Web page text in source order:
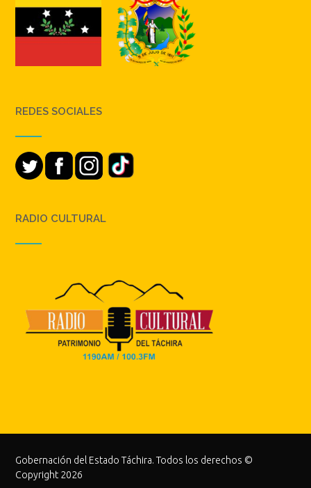
REDES SOCIALES
RADIO CULTURAL
Gobernación del Estado Táchira. Todos los derechos ©
Copyright 2026